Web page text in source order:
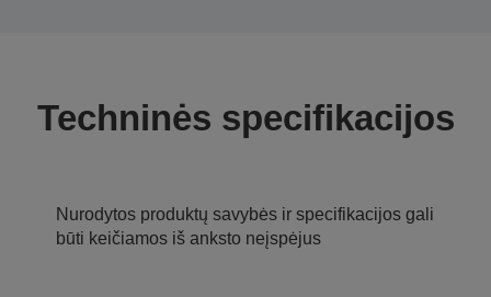
Techninės specifikacijos
Nurodytos produktų savybės ir specifikacijos gali
būti keičiamos iš anksto neįspėjus